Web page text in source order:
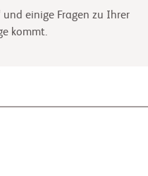
einige Fragen zu Ihrer
kommt.